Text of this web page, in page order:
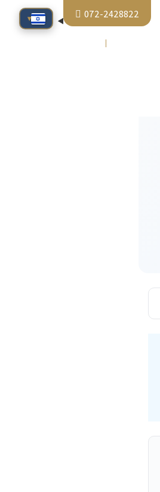
072-2428822
▾